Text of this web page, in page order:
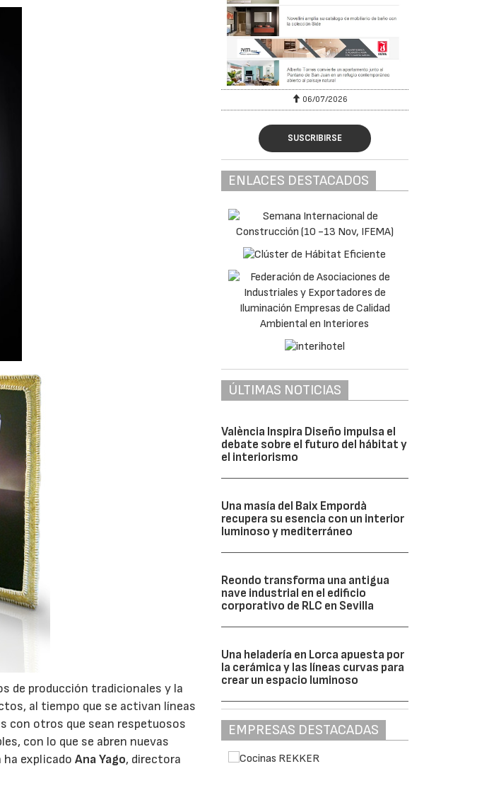
de producción tradicionales y la
al tiempo que se activan líneas
con otros que sean respetuosos
con lo que se abren nuevas
ha explicadoAna Yago, directora
06/07/2026
SUSCRIBIRSE
ENLACES DESTACADOS
ÚLTIMAS NOTICIAS
València Inspira Diseño impulsa el
debate sobre el futuro del hábitat y
el interiorismo
Una masía del Baix Empordà
recupera su esencia con un interior
luminoso y mediterráneo
Reondo transforma una antigua
nave industrial en el edificio
corporativo de RLC en Sevilla
Una heladería en Lorca apuesta por
la cerámica y las líneas curvas para
crear un espacio luminoso
EMPRESAS DESTACADAS